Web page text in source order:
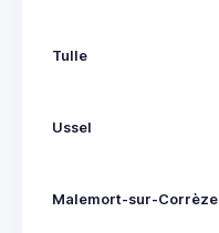
Tulle
Ussel
Malemort-sur-Corrèze